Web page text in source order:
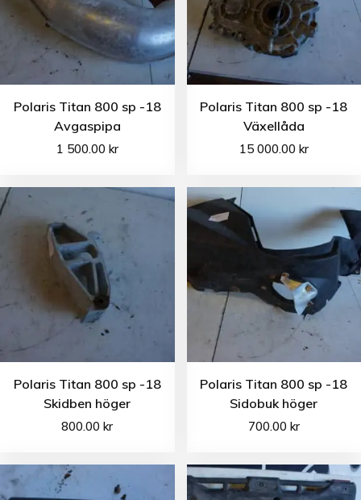
Polaris Titan 800 sp -18
Avgaspipa
1 500.00 kr
Polaris Titan 800 sp -18
Växellåda
15 000.00 kr
Polaris Titan 800 sp -18
Skidben höger
800.00kr
Polaris Titan 800 sp -18
Sidobuk höger
700.00 kr